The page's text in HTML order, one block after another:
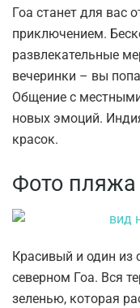
Гоа станет для
приключением.
развлекательные
вечеринки – вы
Общение с
новых эмоций.
красок.
Фото
Красивый и один
северном Гоа. Вся
зеленью, которая